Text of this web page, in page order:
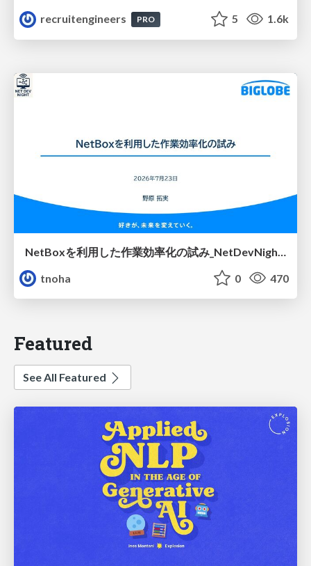
recruitengineers
PRO 5 1.6k
tnoha
0 470
Featured
See All Featured